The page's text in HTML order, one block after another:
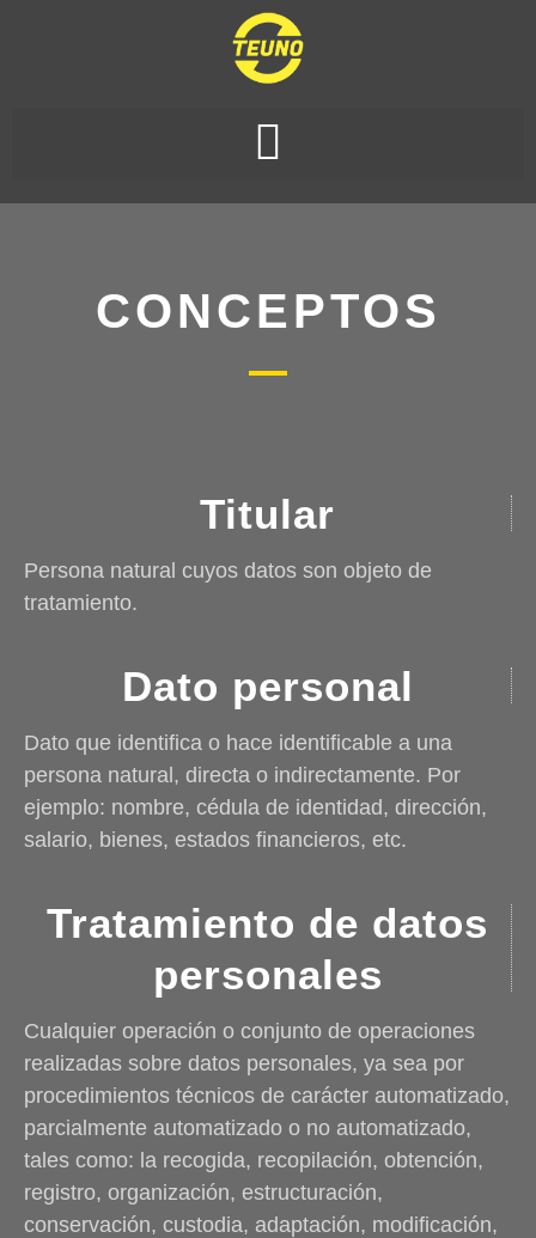
CONCEPTOS
Titular
Persona natural cuyos datos son objeto de
tratamiento.
Dato personal
Dato que identifica o hace identificable a una
persona natural, directa o indirectamente. Por
ejemplo: nombre, cédula de identidad, dirección,
salario, bienes, estados financieros, etc.
Tratamiento de datos
personales
Cualquier operación o conjunto de operaciones
realizadas sobre datos personales, ya sea por
procedimientos técnicos de carácter automatizado,
parcialmente automatizado o no automatizado,
tales como: la recogida, recopilación, obtención,
registro, organización, estructuración,
conservación, custodia, adaptación, modificación,